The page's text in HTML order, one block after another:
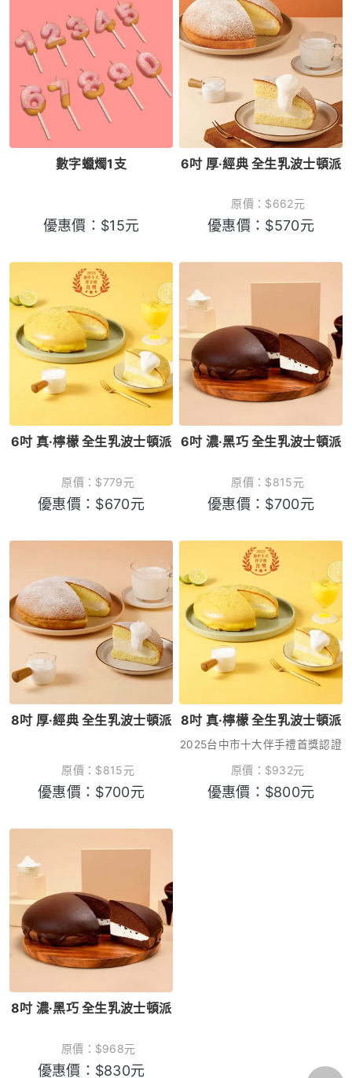
數字蠟燭1支
優惠價： $15元
6吋 厚·經典 全生乳波士頓派
原價： $662元
優惠價： $570元
6吋 真·檸檬 全生乳波士頓派
原價： $779元
優惠價： $670元
6吋 濃·黑巧 全生乳波士頓派
原價： $815元
優惠價： $700元
8吋 厚·經典 全生乳波士頓派
原價： $815元
優惠價： $700元
8吋 真·檸檬 全生乳波士頓派
2025台中市十大伴手禮首獎認證
原價： $932元
優惠價： $800元
8吋 濃·黑巧 全生乳波士頓派
原價： $968元
優惠價： $830元